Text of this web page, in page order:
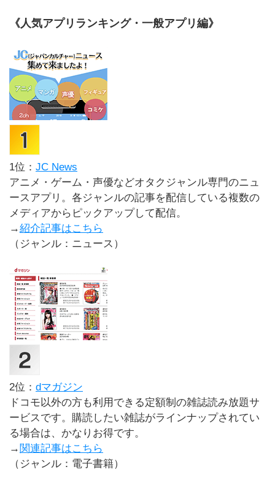
《人気アプリランキング・一般アプリ編》
1位： JC News
アニメ・ゲーム・声優などオタクジャンル専門のニュ
ースアプリ。各ジャンルの記事を配信している複数の
メディアからピックアップして配信。
→紹介記事はこちら
（ジャンル：ニュース）
2位： dマガジン
ドコモ以外の方も利用できる定額制の雑誌読み放題サ
ービスです。購読したい雑誌がラインナップされてい
る場合は、かなりお得です。
→ 関連記事はこちら
（ジャンル：電子書籍）